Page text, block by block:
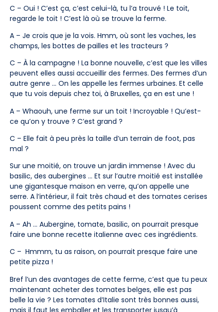
C – Oui ! C’est ça, c’est celui-là, tu l’a trouvé ! Le toit,
regarde le toit ! C’est là où se trouve la ferme.
A – Je crois que je la vois. Hmm, où sont les vaches, les
champs, les bottes de pailles et les tracteurs ?
C – À la campagne ! La bonne nouvelle, c’est que les villes
peuvent elles aussi accueillir des fermes. Des fermes d’un
autre genre … On les appelle les fermes urbaines. Et celle
que tu vois depuis chez toi, à Bruxelles, ça en est une !
A – Whaouh, une ferme sur un toit ! Incroyable ! Qu’est-
ce qu’on y trouve ? C’est grand ?
C – Elle fait à peu près la taille d’un terrain de foot, pas
mal ?
Sur une moitié, on trouve un jardin immense ! Avec du
basilic, des aubergines … Et sur l’autre moitié est installée
une gigantesque maison en verre, qu’on appelle une
serre. A l’intérieur, il fait très chaud et des tomates cerises
poussent comme des petits pains !
A – Ah … Aubergine, tomate, basilic, on pourrait presque
faire une bonne recette italienne avec ces ingrédients.
C – Hmmm, tu as raison, on pourrait presque faire une
petite pizza !
Bref l’un des avantages de cette ferme, c’est que tu peux
maintenant acheter des tomates belges, elle est pas
belle la vie ? Les tomates d’Italie sont très bonnes aussi,
mais il faut les emballer et les transporter jusqu’à